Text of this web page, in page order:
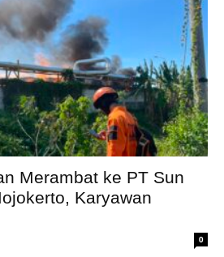
Merambat ke PT Sun
Karyawan
0